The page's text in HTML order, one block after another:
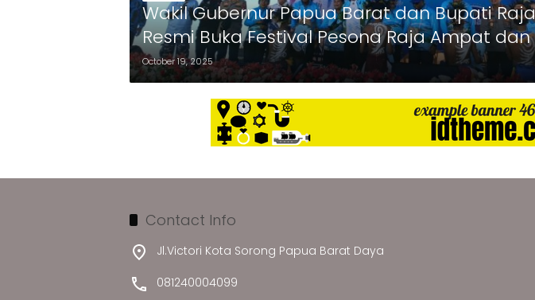
Wakil Gubernur Papua Barat dan Bupati
Resmi Buka Festival Pesona Raja Ampat
2025
October 19, 2025
Contact Info
Jl.Victori Kota Sorong Papua Barat Daya
081240004099